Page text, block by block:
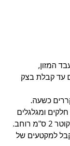
המזון,
עד קבלת בצק
כשעה.
ומגלגלים
רוחב.
למקטעים של